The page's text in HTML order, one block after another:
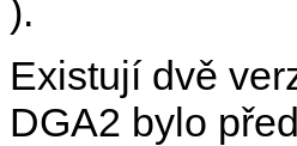
).
Existují dvě
DGA2 bylo